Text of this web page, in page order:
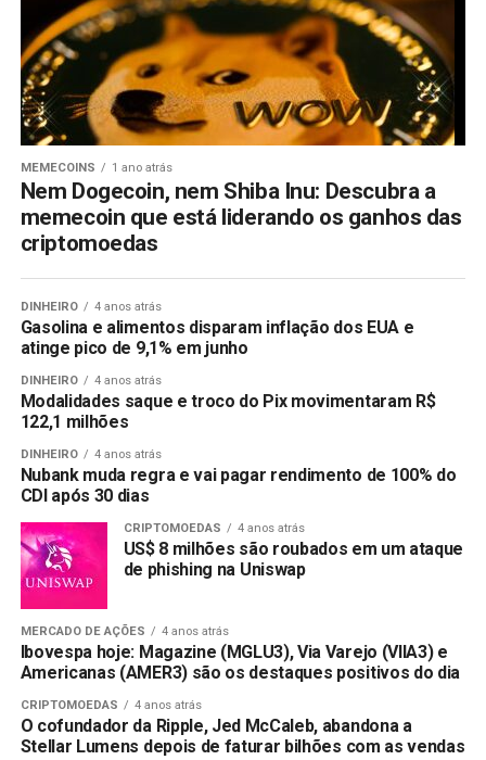
MEMECOINS 1 ano atrás
Nem Dogecoin, nem Shiba Inu: Descubra a
memecoin que está liderando os ganhos das
criptomoedas
DINHEIRO 4 anos atrás
Gasolina e alimentos disparam inflação dos EUA e
atinge pico de 9,1% em junho
DINHEIRO 4 anos atrás
Modalidades saque e troco do Pix movimentaram R$
122,1 milhões
DINHEIRO 4 anos atrás
Nubank muda regra e vai pagar rendimento de 100% do
CDI após 30 dias
CRIPTOMOEDAS 4 anos atrás
US$ 8 milhões são roubados em um ataque
de phishing na Uniswap
MERCADO DE AÇÕES 4 anos atrás
Ibovespa hoje: Magazine (MGLU3), Via Varejo (VIIA3) e
Americanas (AMER3) são os destaques positivos do dia
CRIPTOMOEDAS 4 anos atrás
O cofundador da Ripple, Jed McCaleb, abandona a
Stellar Lumens depois de faturar bilhões com as vendas